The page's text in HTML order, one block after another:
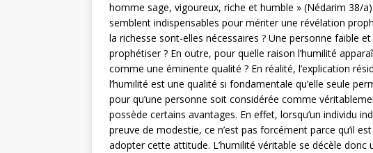
homme sage, vigoureux, riche et humble » (Nédarim 38/
semblent indispensables pour mériter une révélation
la richesse sont-elles nécessaires ? Une personne faible
prophétiser ? En outre, pour quelle raison l’humilité
comme une éminente qualité ? En réalité, l’explication
l’humilité est une qualité si fondamentale qu’elle seule
pour qu’une personne soit considérée comme
possède certains avantages. En effet, lorsqu’un individu
preuve de modestie, ce n’est pas forcément parce qu’il
adopter cette attitude. L’humilité véritable se décèle